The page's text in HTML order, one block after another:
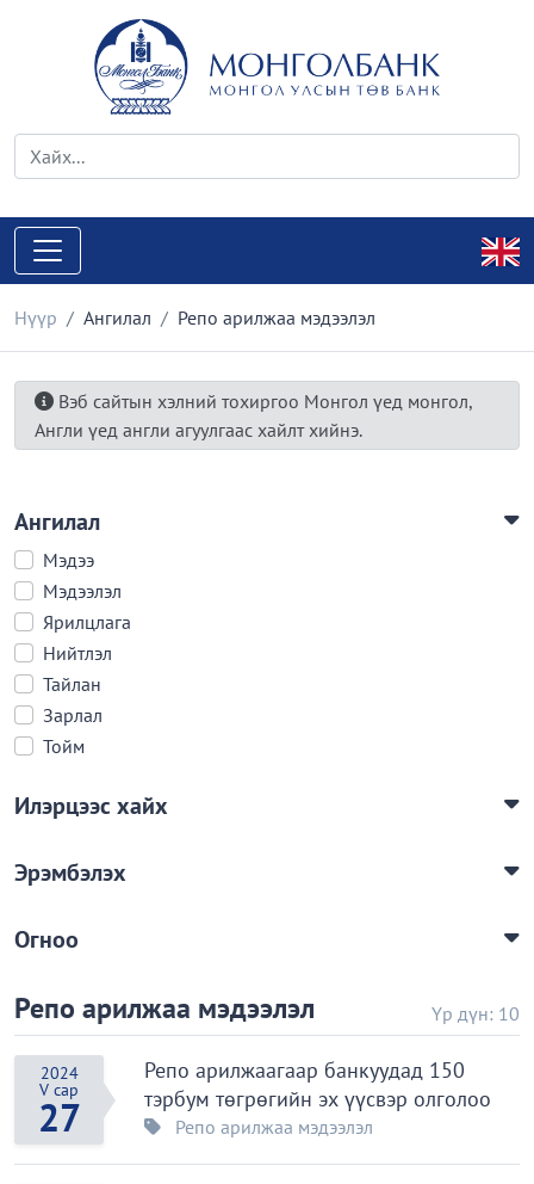
Нүүр Ангилал Репо арилжаа мэдээлэл
Вэб сайтын хэлний тохиргоо Монгол үед монгол,
Англи үед англи агуулгаас хайлт хийнэ.
Ангилал
Мэдээ
Мэдээлэл
Ярилцлага
Нийтлэл
Тайлан
Зарлал
Тойм
Илэрцээс хайх
Эрэмбэлэх
Огноо
Репо арилжаа мэдээлэл Үр дүн: 10
2024
V сар
27
Репо арилжаагаар банкуудад 150
тэрбум төгрөгийн эх үүсвэр олголоо
Репо арилжаа мэдээлэл